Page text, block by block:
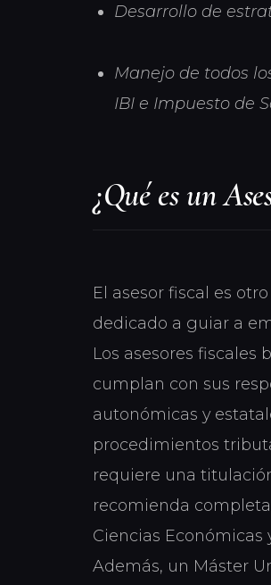
Desarrollo de
Manejo de todos
IBI e Impuesto de
¿Qué es un
El asesor fiscal es
dedicado a guiar a
Los asesores
cumplan con sus
autonómicas y
procedimientos
requiere una
recomienda
Ciencias Económicas
Además, un Máster